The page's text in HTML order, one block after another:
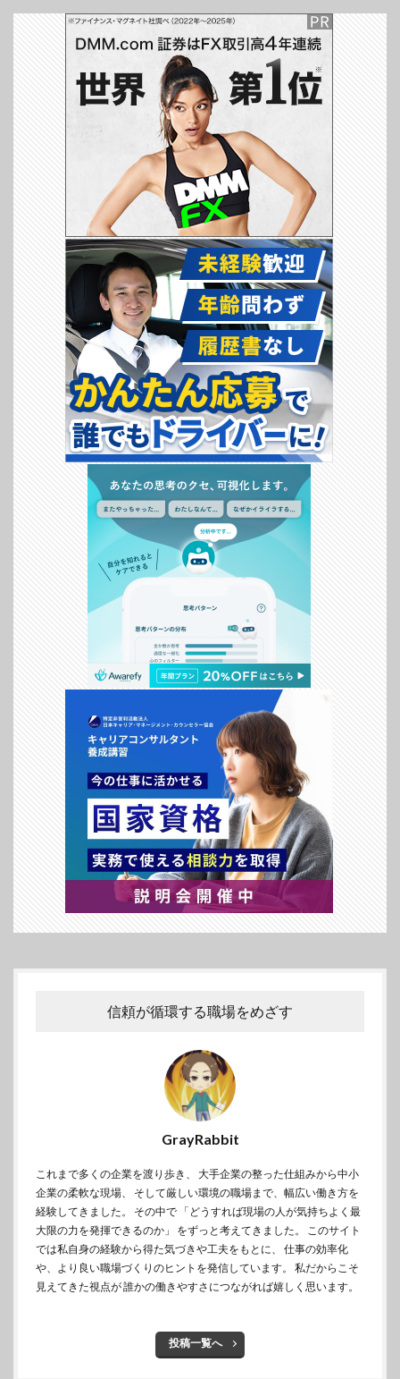
信頼が循環する職場をめざす
GrayRabbit
これまで多くの企業を渡り歩き、 大手企業の整った仕組みから中小
企業の柔軟な現場、 そして厳しい環境の職場まで、幅広い働き方を
経験してきました。 その中で 「どうすれば現場の人が気持ちよく最
大限の力を発揮できるのか」 をずっと考えてきました。 このサイト
では私自身の経験から得た気づきや工夫をもとに、 仕事の効率化
や、より良い職場づくりのヒントを発信しています。 私だからこそ
見えてきた視点が 誰かの働きやすさにつながれば嬉しく思います。
投稿一覧へ